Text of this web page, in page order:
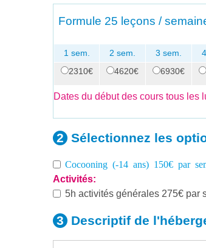
Formule 25 leçons /
1 sem. 2 sem. 3 sem.
2310€
4620€ 6930€
Dates du début des cours tous les
Sélectionnez les
Cocooning (-14 ans) 150€ par
Activités:
5h activités générales 275€ par
Descriptif de